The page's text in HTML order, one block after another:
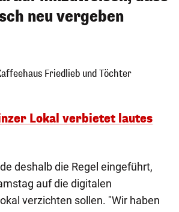
neu vergeben
Friedlieb und Töchter
Lokal verbietet lautes
deshalb die Regel eingeführt,
auf die digitalen
verzichten sollen. "Wir haben